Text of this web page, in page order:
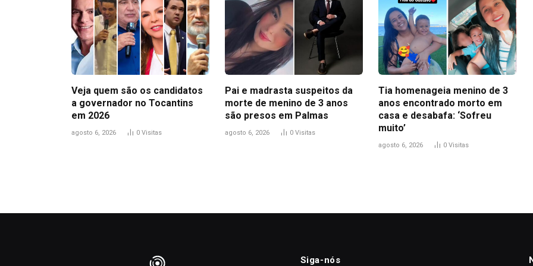
Veja quem são os candidatos
a governador no Tocantins
em 2026
agosto 6, 2026 0 Visitas
Pai e madrasta suspeitos da
morte de menino de 3 anos
são presos em Palmas
agosto 6, 2026 0 Visitas
Tia homenageia menino de 3
anos encontrado morto em
casa e desabafa: ‘Sofreu
muito’
agosto 6, 2026 0 Visitas
Siga-nós